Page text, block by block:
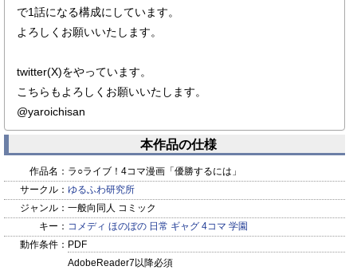
で1話になる構成にしています。
よろしくお願いいたします。
twitter(X)をやっています。
こちらもよろしくお願いいたします。
@yaroichisan
本作品の仕様
作品名： ラ○ライブ！4コマ漫画「優勝するには」
サークル： ゆるふわ研究所
ジャンル： 一般向同人 コミック
キー： コメディ ほのぼの 日常 ギャグ 4コマ 学園
動作条件： PDF
AdobeReader7以降必須